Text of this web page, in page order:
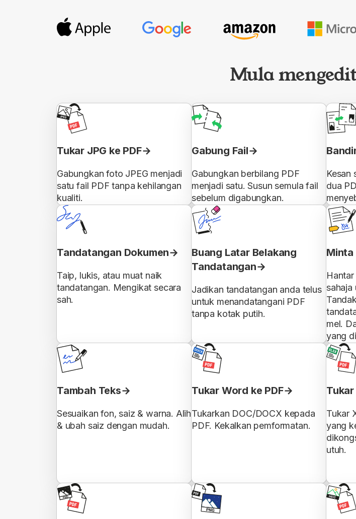
Mula
Tukar JPG ke PDF
Gabungkan foto JPEG menjadi
satu fail PDF tanpa kehilangan
kualiti.
Gabung Fail
Gabungkan berbilang PDF
menjadi satu. Susun semula fail
sebelum digabungkan.
Kesan
dua
Tandatangan Dokumen
Taip, lukis, atau muat naik
tandatangan. Mengikat secara
sah.
Buang Latar Belakang
Tandatangan
Jadikan tandatangan anda telus
untuk menandatangani PDF
tanpa kotak putih.
Minta
sahaja
mel.
yang
Tambah Teks
Sesuaikan fon, saiz & warna. Alih
& ubah saiz dengan mudah.
Tukar Word ke PDF
Tukarkan DOC/DOCX kepada
PDF. Kekalkan pemformatan.
Tukar
Tukar
yang
utuh.